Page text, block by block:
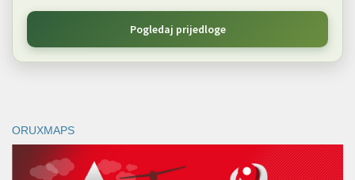
Pogledaj prijedloge
ORUXMAPS